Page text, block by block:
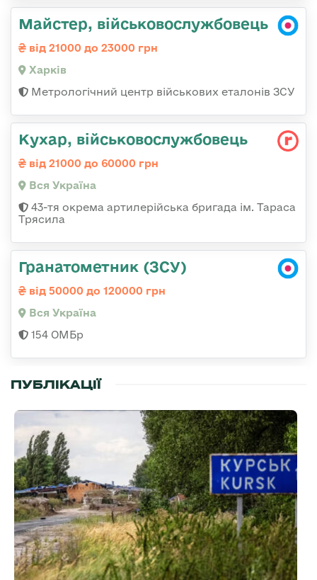
Майстер, військовослужбовець
від 21000 до 23000 грн
Харків
Метрологічний центр військових еталонів ЗСУ
Кухар, військовослужбовець
від 21000 до 60000 грн
Вся Україна
43-тя окрема артилерійська бригада ім. Тараса
Трясила
Гранатометник (ЗСУ)
від 50000 до 120000 грн
Вся Україна
154 ОМБр
ПУБЛІКАЦІЇ